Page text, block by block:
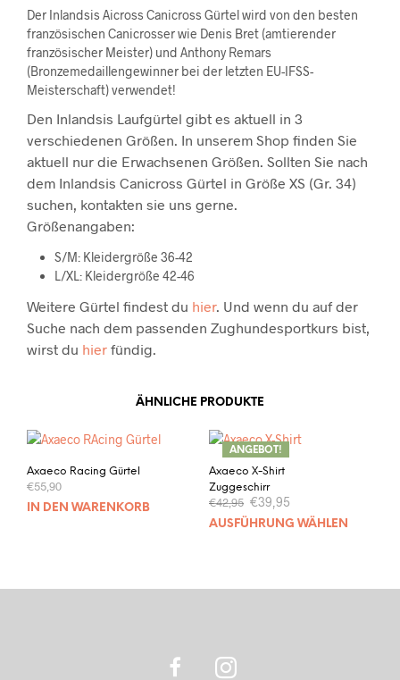
Der Inlandsis Aicross Canicross Gürtel wird von den besten
französischen Canicrosser wie Denis Bret (amtierender
französischer Meister) und Anthony Remars
(Bronzemedaillengewinner bei der letzten EU-IFSS-
Meisterschaft) verwendet!
Den Inlandsis Laufgürtel gibt es aktuell in 3
verschiedenen Größen. In unserem Shop finden Sie
aktuell nur die Erwachsenen Größen. Sollten Sie nach
dem Inlandsis Canicross Gürtel in Größe XS (Gr. 34)
suchen, kontakten sie uns gerne.
Größenangaben:
S/M: Kleidergröße 36-42
L/XL: Kleidergröße 42-46
Weitere Gürtel findest du hier. Und wenn du auf der
Suche nach dem passenden Zughundesportkurs bist,
wirst du hier fündig.
ÄHNLICHE PRODUKTE
Axaeco Racing Gürtel
€55,90
IN DEN WARENKORB
ANGEBOT!
Axaeco X-Shirt
Zuggeschirr
€42,95 Ursprünglicher
Preis
war:
€39,95
Preis
ist:
AUSFÜHRUNG WÄHLEN